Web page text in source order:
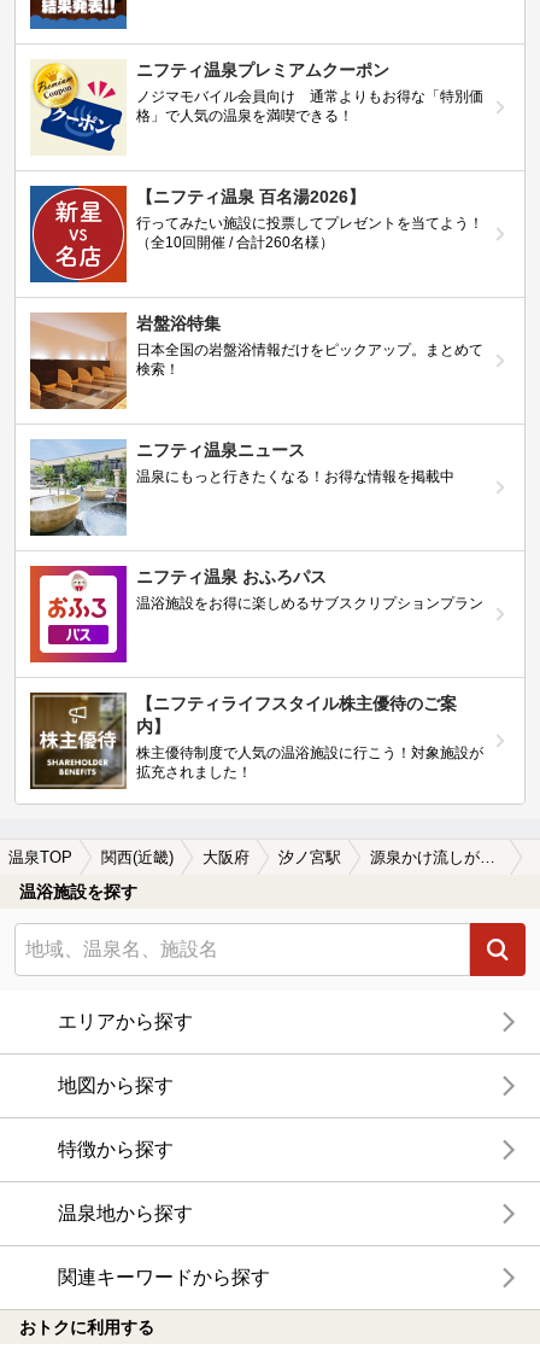
ニフティ温泉プレミアムクーポン
ノジマモバイル会員向け 通常よりもお得な「特別価
格」で人気の温泉を満喫できる！
【ニフティ温泉 百名湯2026】
行ってみたい施設に投票してプレゼントを当てよう！
（全10回開催 / 合計260名様）
岩盤浴特集
日本全国の岩盤浴情報だけをピックアップ。まとめて
検索！
ニフティ温泉ニュース
温泉にもっと行きたくなる！お得な情報を掲載中
ニフティ温泉 おふろパス
温浴施設をお得に楽しめるサブスクリプションプラン
【ニフティライフスタイル株主優待のご案
内】
株主優待制度で人気の温浴施設に行こう！対象施設が
拡充されました！
温泉TOP 関西(近畿) 大阪府 汐ノ宮駅 源泉かけ流しが楽しめる汐ノ宮駅近くの温泉、日帰り温泉、スーパー銭湯おすすめ
温浴施設を探す
エリアから探す
地図から探す
特徴から探す
温泉地から探す
関連キーワードから探す
おトクに利用する